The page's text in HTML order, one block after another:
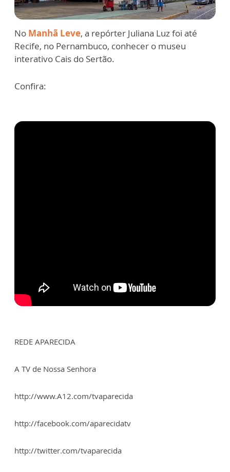
No Manhã Leve, a repórter Juliana Luz foi até
Recife, no Pernambuco, conhecer o museu
interativo Cais do Sertão.
Confira:
REDE APARECIDA
A TV de Nossa Senhora
http://www.A12.com/tvaparecida
http://facebook.com/aparecidatv
http://twitter.com/tvaparecida